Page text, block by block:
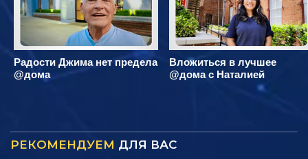
Радости Джима нет предела
@дома
Вложиться в лучшее
@дома с Наталией
РЕКОМЕНДУЕМ ДЛЯ ВАС